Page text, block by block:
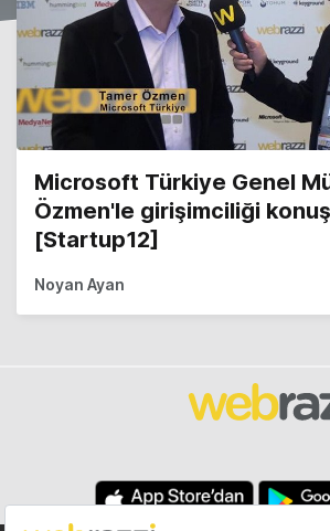
Microsoft Türkiye Genel
Özmen'le girişimciliği
[Startup12]
Noyan Ayan